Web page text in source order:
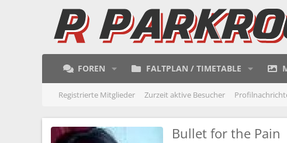
FOREN FALTPLAN / TIMETABLE
Registrierte Mitglieder Zurzeit aktive Besucher
Bullet for the Pain